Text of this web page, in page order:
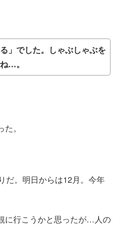
」でした。しゃぶしゃぶを
…。
。
だ。明日からは12月。今年
に行こうかと思ったが…人の